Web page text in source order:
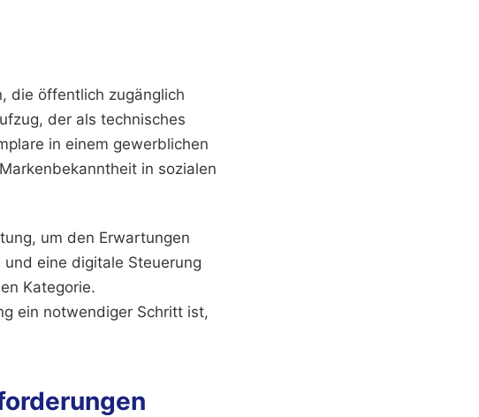
die öffentlich zugänglich
der als technisches
in einem gewerblichen
in sozialen
um den Erwartungen
eine digitale Steuerung
Kategorie.
ein notwendiger Schritt ist,